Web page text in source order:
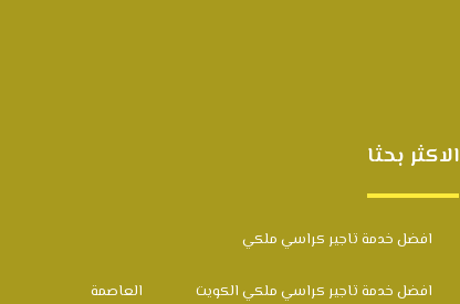
الاكثر بحثا
افضل خدمة تاجير كراسي ملكي
افضل خدمة تاجير كراسي ملكي الكويت العاصمة